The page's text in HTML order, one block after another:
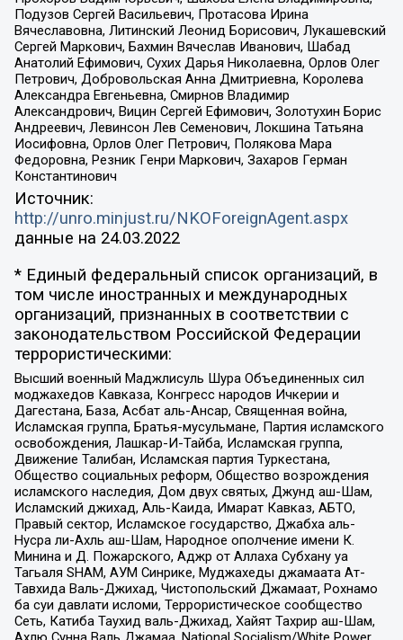
Подузов Сергей Васильевич, Протасова Ирина
Вячеславовна, Литинский Леонид Борисович, Лукашевский
Сергей Маркович, Бахмин Вячеслав Иванович, Шабад
Анатолий Ефимович, Сухих Дарья Николаевна, Орлов Олег
Петрович, Добровольская Анна Дмитриевна, Королева
Александра Евгеньевна, Смирнов Владимир
Александрович, Вицин Сергей Ефимович, Золотухин Борис
Андреевич, Левинсон Лев Семенович, Локшина Татьяна
Иосифовна, Орлов Олег Петрович, Полякова Мара
Федоровна, Резник Генри Маркович, Захаров Герман
Константинович
Источник:
http://unro.minjust.ru/NKOForeignAgent.aspx
данные на 24.03.2022
* Единый федеральный список организаций, в
том числе иностранных и международных
организаций, признанных в соответствии с
законодательством Российской Федерации
террористическими:
Высший военный Маджлисуль Шура Объединенных сил
моджахедов Кавказа, Конгресс народов Ичкерии и
Дагестана, База, Асбат аль-Ансар, Священная война,
Исламская группа, Братья-мусульмане, Партия исламского
освобождения, Лашкар-И-Тайба, Исламская группа,
Движение Талибан, Исламская партия Туркестана,
Общество социальных реформ, Общество возрождения
исламского наследия, Дом двух святых, Джунд аш-Шам,
Исламский джихад, Аль-Каида, Имарат Кавказ, АБТО,
Правый сектор, Исламское государство, Джабха аль-
Нусра ли-Ахль аш-Шам, Народное ополчение имени К.
Минина и Д. Пожарского, Аджр от Аллаха Субхану уа
Тагьаля SHAM, АУМ Синрике, Муджахеды джамаата Ат-
Тавхида Валь-Джихад, Чистопольский Джамаат, Рохнамо
ба суи давлати исломи, Террористическое сообщество
Сеть, Катиба Таухид валь-Джихад, Хайят Тахрир аш-Шам,